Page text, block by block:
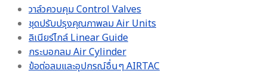
วาล์วควบคุม Control Valves
ชุดปรับปรุงคุณภาพลม Air Units
ลิเนียร์ไกล์ Linear Guide
กระบอกลม Air Cylinder
ข้อต่อลมและอุปกรณ์อื่นๆ AIRTAC